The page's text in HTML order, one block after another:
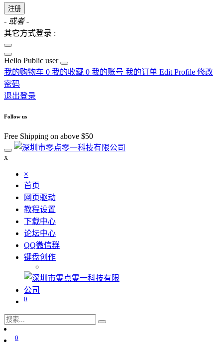
注册
- 或者 -
其它方式登录 :
Hello Public user
我的购物车 0 我的收藏 0 我的账号 我的订单 Edit Profile 修改
密码
退出登录
Follow us
Free Shipping on above $50
x
×
首页
网页驱动
教程设置
下载中心
论坛中心
QQ微信群
键盘创作
0
0